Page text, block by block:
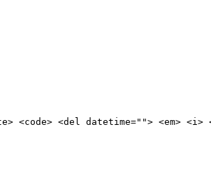
<del datetime=""> <em> <i>